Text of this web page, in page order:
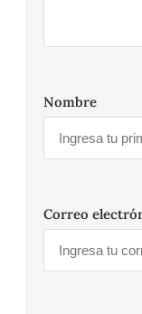
Nombre
Correo